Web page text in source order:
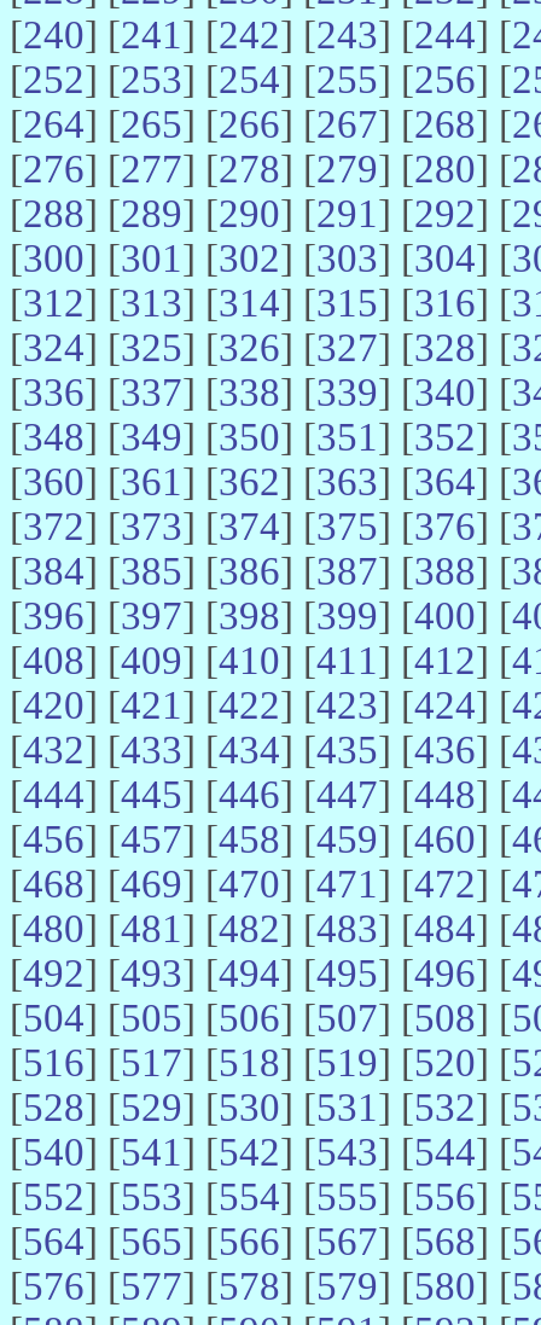
[240] [241] [242] [243] [244] [
[252] [253] [254] [255] [256] [
[264] [265] [266] [267] [268] [
[276] [277] [278] [279] [280] [
[288] [289] [290] [291] [292] [
[300] [301] [302] [303] [304] [
[312] [313] [314] [315] [316] [
[324] [325] [326] [327] [328] [
[336] [337] [338] [339] [340] [
[348] [349] [350] [351] [352] [
[360] [361] [362] [363] [364] [
[372] [373] [374] [375] [376] [
[384] [385] [386] [387] [388] [
[396] [397] [398] [399] [400] [
[408] [409] [410] [411] [412] [
[420] [421] [422] [423] [424] [
[432] [433] [434] [435] [436] [
[444] [445] [446] [447] [448] [
[456] [457] [458] [459] [460] [
[468] [469] [470] [471] [472] [
[480] [481] [482] [483] [484] [
[492] [493] [494] [495] [496] [
[504] [505] [506] [507] [508] [
[516] [517] [518] [519] [520] [
[528] [529] [530] [531] [532] [
[540] [541] [542] [543] [544] [
[552] [553] [554] [555] [556] [
[564] [565] [566] [567] [568] [
[576] [577] [578] [579] [580] [